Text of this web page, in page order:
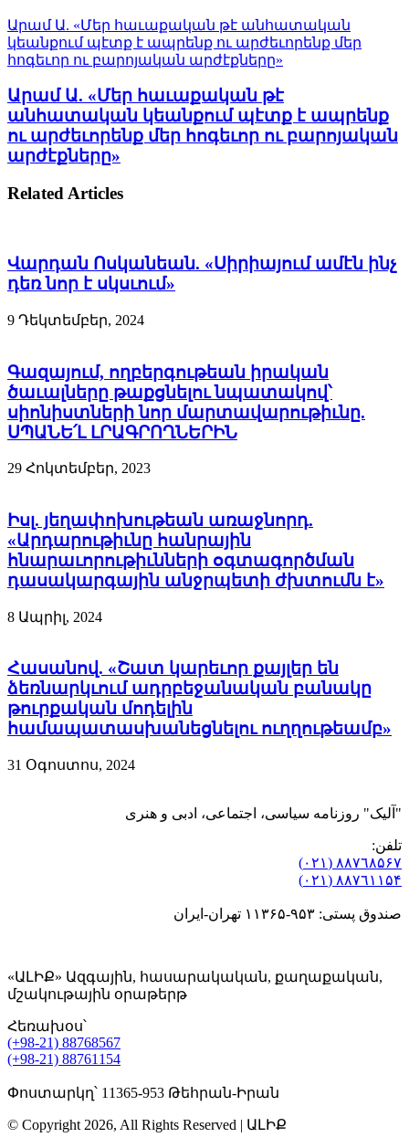
Արամ Ա. «Մեր հաւաքական թէ անհատական
կեանքում պէտք է ապրենք ու արժեւորենք մեր
հոգեւոր ու բարոյական արժէքները»
Արամ Ա. «Մեր հաւաքական թէ
անհատական կեանքում պէտք է ապրենք
ու արժեւորենք մեր հոգեւոր ու բարոյական
արժէքները»
Related Articles
Վարդան Ոսկանեան. «Սիրիայում ամէն ինչ
դեռ նոր է սկսւում»
9 Դեկտեմբեր, 2024
Գազայում, ողբերգութեան իրական
ծաւալները թաքցնելու նպատակով՝
սիոնիստների նոր մարտավարութիւնը.
ՍՊԱՆԵ՛Լ ԼՐԱԳՐՈՂՆԵՐԻՆ
29 Հոկտեմբեր, 2023
Իսլ. յեղափոխութեան առաջնորդ.
«Արդարութիւնը հանրային
հնարաւորութիւնների օգտագործման
դասակարգային անջրպետի ժխտումն է»
8 Ապրիլ, 2024
Հասանով. «Շատ կարեւոր քայլեր են
ձեռնարկւում ադրբեջանական բանակը
թուրքական մոդելին
համապատասխանեցնելու ուղղութեամբ»
31 Օգոստոս, 2024
"آلیک" روزنامه سیاسی، اجتماعی، ادبی و هنری
تلفن:
٨۸٧٦٨۵۶۷ (٠٢١)
٨۸٧٦۱۱۵۴ (٠٢١)
صندوق پستی: ۹۵۳-۱۱۳۶۵ تهران-ایران
«ԱԼԻՔ» Ազգային, հասարակական, քաղաքական,
մշակութային օրաթերթ
Հեռախօս՝
(+98-21) 88768567
(+98-21) 88761154
Փոստարկղ՝ 11365-953 Թեհրան-Իրան
© Copyright 2026, All Rights Reserved | ԱԼԻՔ